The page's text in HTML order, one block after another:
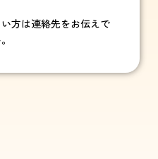
方は連絡先をお伝えで